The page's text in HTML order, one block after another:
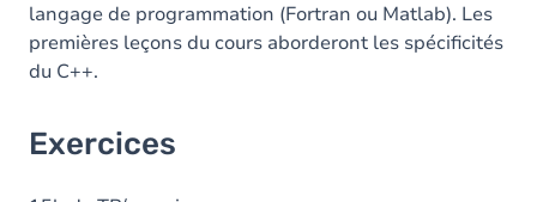
langage de programmation (Fortran ou Matlab). Les
premières leçons du cours aborderont les spécificités
du C++.
Exercices